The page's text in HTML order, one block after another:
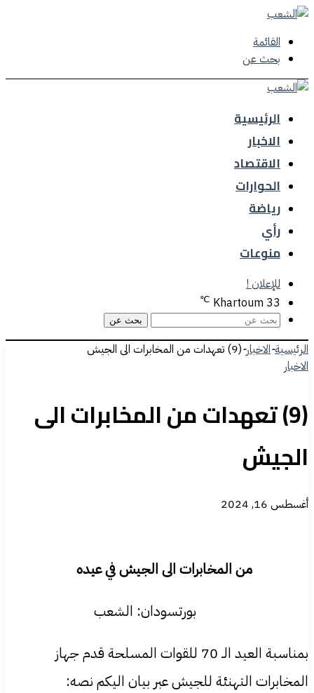
القائمة
بحث عن
الرئيسية
الاخبار
الاقتصاد
الحوارات
رياضة
رأي
منوعات
للإعلان !
Khartoum 33
℃
بحث عن
الرئيسية-الاخبار-(9) تعهدات من المخابرات الى الجيش
الاخبار
(9) تعهدات من المخابرات الى
الجيش
أغسطس 16, 2024
من المخابرات الى الجيش في عيده
بورتسودان: الشعب
بمناسبة العيد الـ 70 للقوات المسلحة قدم جهاز
المخابرات التهنئة للجيش عبر بيان اليكم نصه: